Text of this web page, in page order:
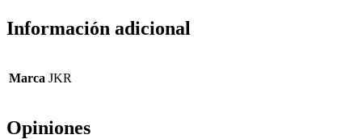
Información adicional
Marca JKR
Opiniones